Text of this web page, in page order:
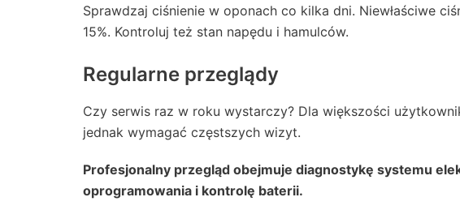
Sprawdzaj ciśnienie w oponach co kilka dni. Niewłaściwe
15%. Kontroluj też stan napędu i hamulców.
Regularne przeglądy
Czy serwis raz w roku wystarczy? Dla większości
jednak wymagać częstszych wizyt.
Profesjonalny przegląd obejmuje diagnostykę systemu
oprogramowania i kontrolę baterii.